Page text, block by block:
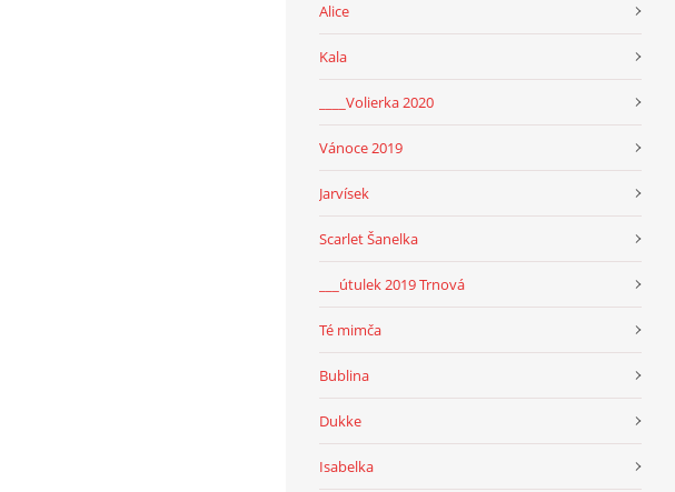
Alice
Kala
____Volierka 2020
Vánoce 2019
Jarvísek
Scarlet Šanelka
___útulek 2019 Trnová
Té mimča
Bublina
Dukke
Isabelka